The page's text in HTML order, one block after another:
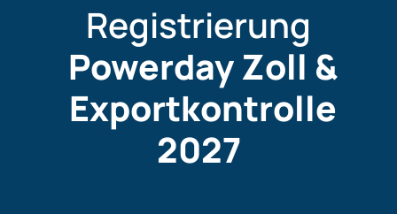
Registrierung
Powerday Zoll &
Exportkontrolle
2027